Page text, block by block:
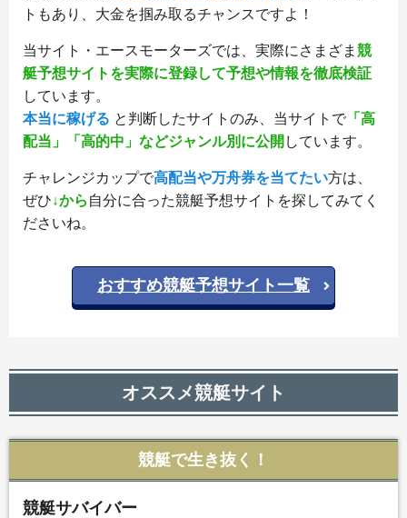
トもあり、大金を掴み取るチャンスですよ！
当サイト・エースモーターズでは、実際にさまざま 競
艇予想サイトを実際に登録して予想や情報を徹底検証
しています。
本当に稼げる と判断したサイトのみ、当サイトで 「高
配当」「高的中」などジャンル別に公開 しています。
チャレンジカップで高配当や万舟券を当てたい方は、
ぜひ↓から 自分に合った競艇予想サイトを探してみてく
ださいね。
おすすめ競艇予想サイト一覧
オススメ競艇サイト
競艇で生き抜く！
競艇サバイバー